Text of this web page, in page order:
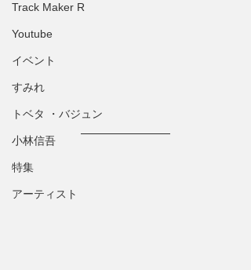
Track Maker R
Youtube
イベント
すみれ
トベタ ・バジュン
小林信吾
特集
アーティスト